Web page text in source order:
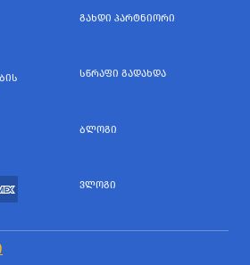
ᲒᲐᲮᲓᲘ ᲞᲐᲠᲢᲜᲘᲝᲠᲘ
ᲡᲬᲠᲐᲤᲘ ᲒᲐᲓᲐᲮᲓᲐ
ᲑᲚᲝᲒᲘ
ᲕᲚᲝᲒᲘ